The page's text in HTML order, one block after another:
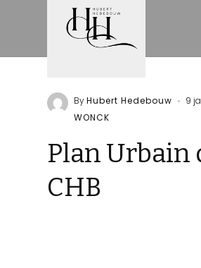
ByHubert Hedebouw 9
WONCK
Plan Urbain
CHB